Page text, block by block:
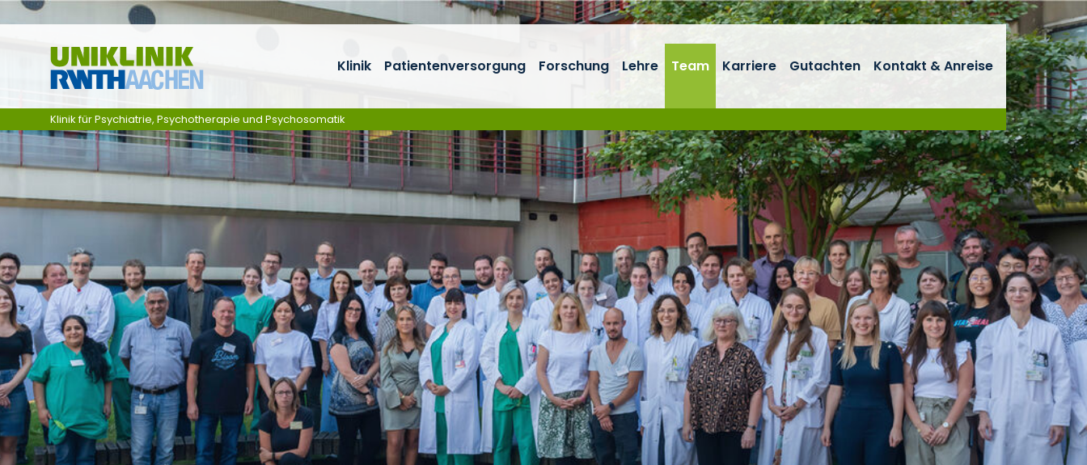
Zum Inhalt springen
Klinik Patientenversorgung Forschung Lehre Team Karriere Gutachten Kontakt & Anreise
Klinik für Psychiatrie, Psychotherapie und Psychosomatik